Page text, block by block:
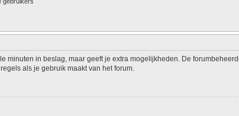
minuten in beslag, maar geeft je extra mogelijkheden. De
als je gebruik maakt van het forum.